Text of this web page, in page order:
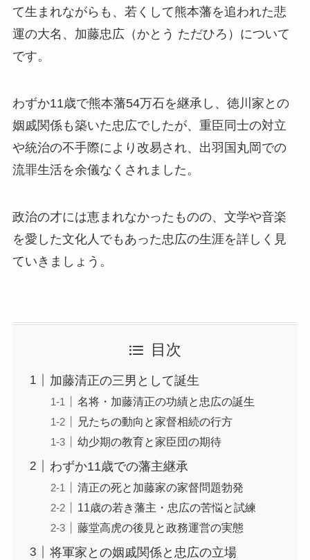
て生まれながらも、若くして熊本藩を追われた悲
運の大名、加藤忠広（かとう ただひろ）について
です。
わずか11歳で熊本藩54万石を継承し、徳川家との
姻戚関係も築いた忠広でしたが、重臣同士の対立
や統治の不手際により改易され、出羽国丸岡での
流罪生活を余儀なくされました。
政治の才には恵まれなかったものの、文学や音楽
を愛した文化人でもあった忠広の生涯を詳しく見
ていきましょう。
目次
加藤清正の三男として誕生
名将・加藤清正の功績と忠広の誕生
兄たちの動向と家督相続の行方
幼少期の教育と家臣団の期待
わずか11歳での藩主継承
清正の死と加藤家の家督問題勃発
11歳の若き藩主・忠広の苦悩と試練
藤堂高虎の後見と政務運営の実態
将軍家との姻戚関係と忠広の立場